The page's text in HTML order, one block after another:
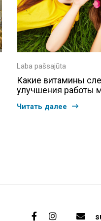
Laba pašsajūta
Какие витамины
улучшения работы
Читать далее